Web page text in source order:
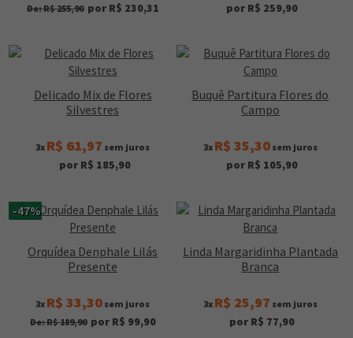
De: R$ 255,90 por R$ 230,31 por R$ 259,90
Delicado Mix de Flores
Silvestres
3x R$ 61,97 sem juros
por R$ 185,90
Buquê Partitura Flores do
Campo
3x R$ 35,30sem juros
por R$ 105,90
-47%
Orquídea Denphale Lilás
Presente
3x R$ 33,30 sem juros
De: R$ 189,90 por R$ 99,90
Linda Margaridinha Plantada
Branca
3x R$ 25,97 sem juros
por R$ 77,90